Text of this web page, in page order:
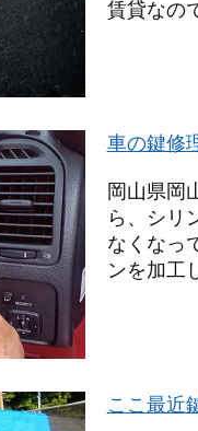
賃貸なの
車の鍵修
岡山県岡
ら、シリ
なくなっ
ンを加工
ここ最近